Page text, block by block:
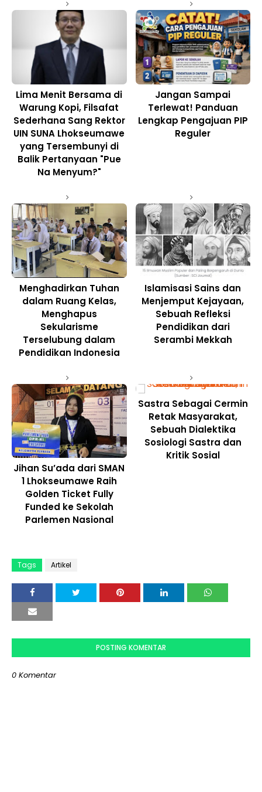
Lima Menit Bersama di
Warung Kopi, Filsafat
Sederhana Sang Rektor
UIN SUNA Lhokseumawe
yang Tersembunyi di
Balik Pertanyaan "Pue
Na Menyum?"
Jangan Sampai
Terlewat! Panduan
Lengkap Pengajuan PIP
Reguler
Menghadirkan Tuhan
dalam Ruang Kelas,
Menghapus
Sekularisme
Terselubung dalam
Pendidikan Indonesia
Islamisasi Sains dan
Menjemput Kejayaan,
Sebuah Refleksi
Pendidikan dari
Serambi Mekkah
Jihan Su’ada dari SMAN
1 Lhokseumawe Raih
Golden Ticket Fully
Funded ke Sekolah
Parlemen Nasional
Sastra Sebagai Cermin
Retak Masyarakat,
Sebuah Dialektika
Sosiologi Sastra dan
Kritik Sosial
Tags Artikel
POSTING KOMENTAR
0 Komentar